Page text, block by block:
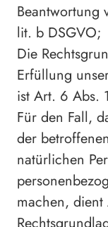
Beantwortung
lit. b DSGVO;
Die
Erfüllung
ist Art. 6 Abs.
Für den Fall,
der
natürlichen
machen,